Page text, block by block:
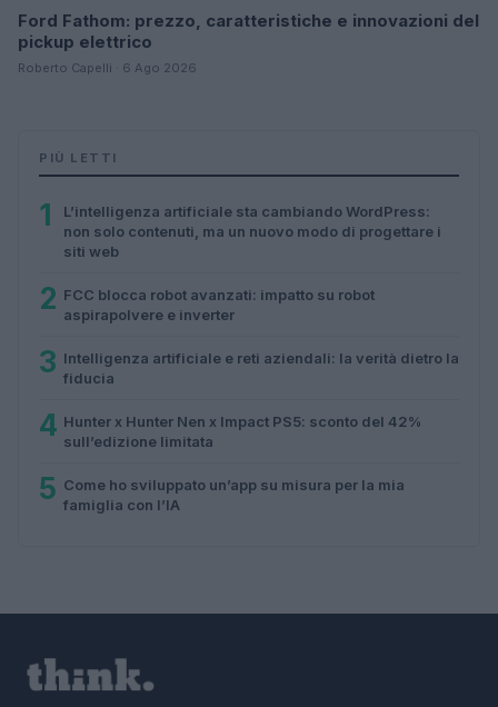
Ford Fathom: prezzo, caratteristiche e innovazioni del
pickup elettrico
Roberto Capelli · 6 Ago 2026
PIÙ LETTI
1
L’intelligenza artificiale sta cambiando WordPress:
non solo contenuti, ma un nuovo modo di progettare i
siti web
2 FCC blocca robot avanzati: impatto su robot
aspirapolvere e inverter
3 Intelligenza artificiale e reti aziendali: la verità dietro la
fiducia
4 Hunter x Hunter Nen x Impact PS5: sconto del 42%
sull’edizione limitata
5 Come ho sviluppato un’app su misura per la mia
famiglia con l’IA